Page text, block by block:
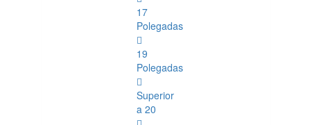
17
Polegadas
19
Polegadas
Superior
a 20